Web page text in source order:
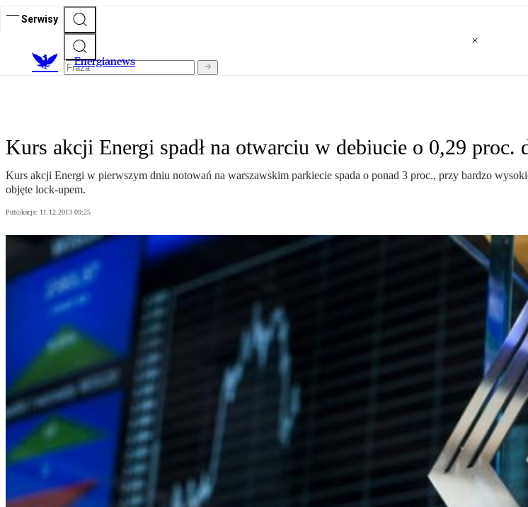
Serwisy
Energianews
Kurs akcji Energi spadł na otwarciu w debiucie o 0,29 proc.
Kurs akcji Energi w pierwszym dniu notowań na warszawskim parkiecie spada o ponad 3 proc., przy bardzo
objęte lock-upem.
Publikacja: 11.12.2013 09:25